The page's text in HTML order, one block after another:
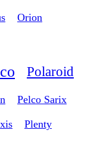
Orion
Polaroid
Pelco Sarix
Plenty